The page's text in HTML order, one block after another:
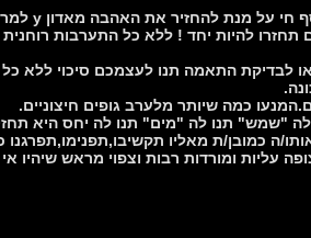
תחזרו להיות יחד ! ללא כל התערבות
התאמה תנו לעצמכם סיכוי ללא כל
עליות ומורדות רבות וצפוי מראש